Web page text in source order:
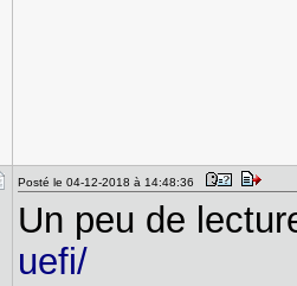
Posté le 04-12-2018 à 14:48:36
Un peu de
uefi/